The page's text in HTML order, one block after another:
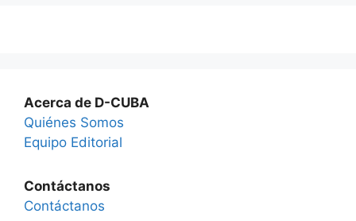
Acerca de D-CUBA
Quiénes Somos
Equipo Editorial
Contáctanos
Contáctanos